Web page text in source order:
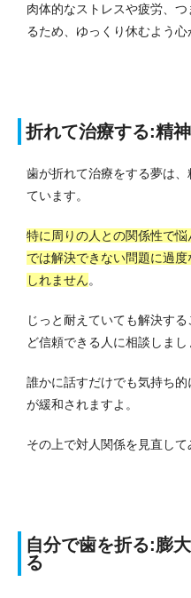
肉体的なストレスや疲労、
るため、ゆっくり休むよう心
折れて治療する:精
歯が折れて治療をする夢は
ています。
特に周りの人との関係性で
では解決できない問題に過
しれません。
じっと耐えていても解決す
ど信頼できる人に相談しまし
誰かに話すだけでも気持ち
が緩和されますよ。
その上で対人関係を見直して
自分で歯を折る:膨
る